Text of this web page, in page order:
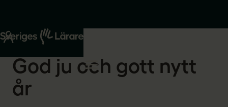
Start
Om oss
2025-12-17
God ju och gott nytt
år